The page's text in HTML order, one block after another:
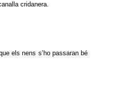
cridanera.
els nens s’ho passaran bé